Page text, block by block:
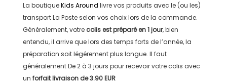
La boutiqueKids Around livre vos produits avec le (ou les)
transportLa Posteselon vos choix lors de la commande.
Généralement, votre colis est préparé en1 jour, bien
entendu, il arrive que lors des temps forts de l’année, la
préparation soit légérement plus longue. Il faut
généralementDe 2 à 3 jours pour recevoir votre colis avec
un forfait livraison de3.90 EUR